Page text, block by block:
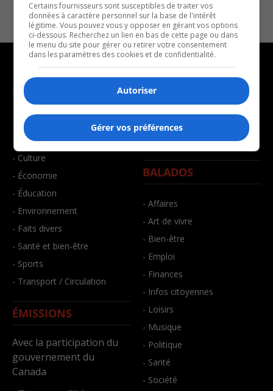
NOUVELLES
- Affaires municipales
- Communauté / Social
- Culture
- Économie
- Éducation
- Environnement
- Faits divers
- Santé et bien-être
- Sports
- Transport / Circulation
ÉMISSIONS
Avec la participation du
gouvernement du
Canada
MUSIQUE
- Décompte franco
- Joué récemment
BALADOS
- Affaires
- Art de vivre
- Bien-être
- Emploi
- Finances
- Infos citoyennes
- Loisirs
- Musique
- Politique
- Santé
- Société
Certains fournisseurs sont susceptibles de traiter vos
données à caractère personnel sur la base de l'intérêt
légitime. Vous pouvez vous y opposer en gérant vos options
ci-dessous. Recherchez un lien en bas de cette page ou dans
le menu du site pour gérer ou retirer votre consentement
dans les paramètres des cookies et de confidentialité.
Autoriser
Gérer vos préférences